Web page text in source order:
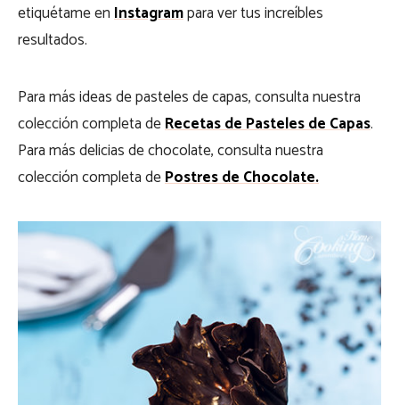
etiquétame enInstagrampara ver tus increíbles
resultados.
Para más ideas de pasteles de capas, consulta nuestra
colección completa deRecetas de Pasteles de Capas.
Para más delicias de chocolate, consulta nuestra
colección completa dePostres de Chocolate.